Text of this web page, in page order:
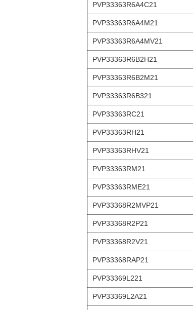
PVP33363R6A4C21
PVP33363R6A4M21
PVP33363R6A4MV21
PVP33363R6B2H21
PVP33363R6B2M21
PVP33363R6B321
PVP33363RC21
PVP33363RH21
PVP33363RHV21
PVP33363RM21
PVP33363RME21
PVP33368R2MVP21
PVP33368R2P21
PVP33368R2V21
PVP33368RAP21
PVP33369L221
PVP33369L2A21